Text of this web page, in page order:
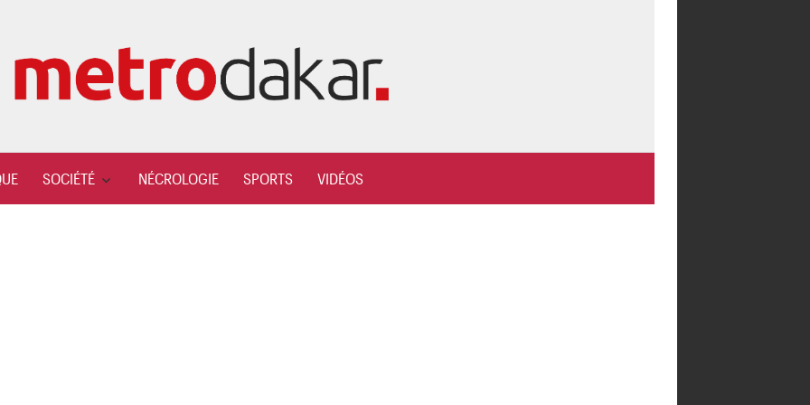
SOCIÉTÉ NÉCROLOGIE SPORTS VIDÉOS